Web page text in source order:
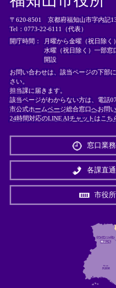
部
リ
ン
ク
＞
リ
ン
ク
＞
部
ン
ク
＞
〒620-8501 京都府福知山市字内記
Tel：0773-22-6111（代表）
開庁時間：
月曜から金曜（祝日除
水曜（祝日除く）一部窓
開設
お問い合わせは、該当ページの下部
さい。
担当課に届きます。
該当ページがわからない方は、電話
市公式ホームページ総合窓口へお問
24時間対応のLINE AIチャットはこち
外
リ
ン
＞
窓口業
各課直
市役